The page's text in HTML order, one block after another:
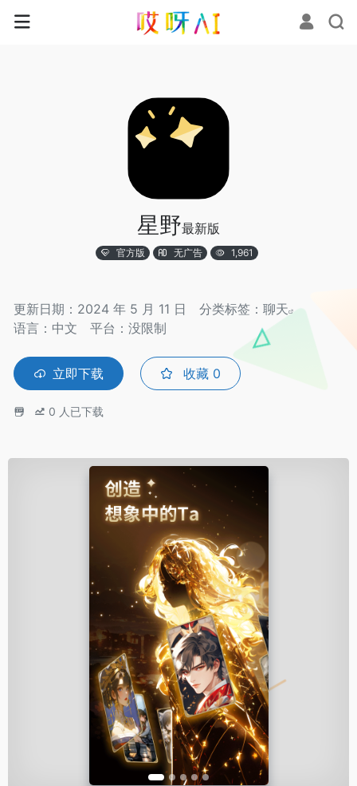
星野最新版
官方版 无广告 1,961
更新日期：2024 年 5 月 11 日 分类标签： 聊天
语言：中文
平台：没限制
立即下载 收藏 0
0 人已下载